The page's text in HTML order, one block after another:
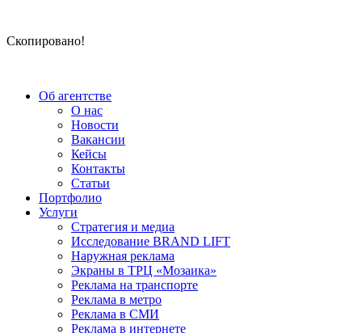
Скопировано!
Об агентстве
О нас
Новости
Вакансии
Кейсы
Контакты
Статьи
Портфолио
Услуги
Стратегия и медиа
Исследование BRAND LIFT
Наружная реклама
Экраны в ТРЦ «Мозаика»
Реклама на транспорте
Реклама в метро
Реклама в СМИ
Реклама в интернете